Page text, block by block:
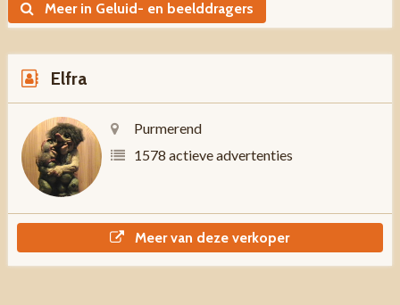
Meer in Geluid- en beelddragers
Elfra
Purmerend
1578 actieve advertenties
Meer van deze verkoper